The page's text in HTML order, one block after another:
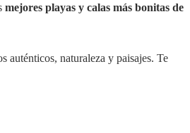
mejores playas y calas más bonitas de
auténticos, naturaleza y paisajes. Te